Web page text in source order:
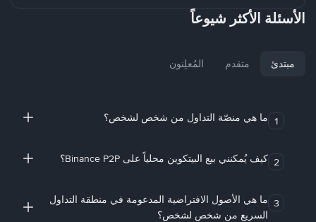
الأسئلة الأكثر شيوعاً
مبتدئ متقدم المُعلِنون
1 ما هي منصّة التداول من شخص لشخص؟
2 كيف يُمكنني بيع البيتكوين محلياً على Binance P2P؟
3 ما هي الأصول الافتراضية المدعومة في منطقة التداول
السريع من شخص لشخص؟